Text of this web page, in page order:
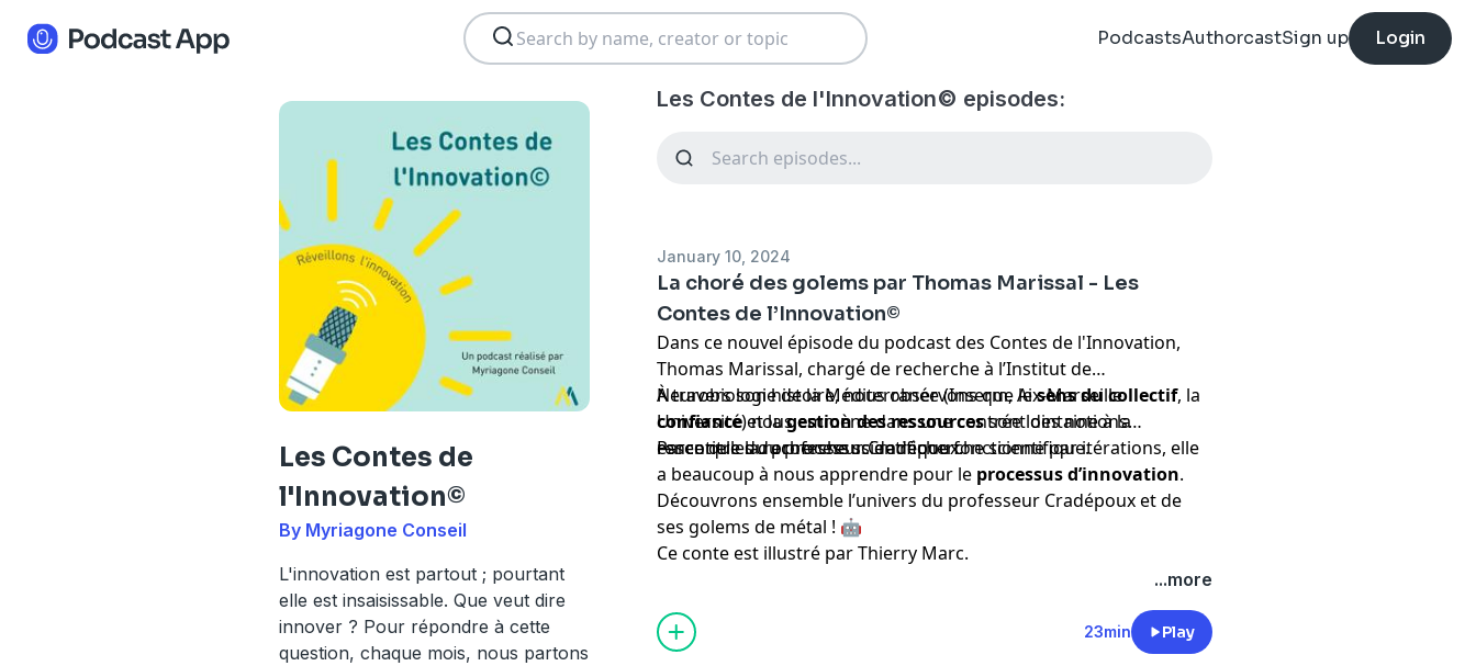
PodcastsAuthorcastSign up Login
Les Contes de
l'Innovation©
By Myriagone Conseil
L'innovation est partout ; pourtant
elle est insaisissable. Que veut dire
innover ? Pour répondre à cette
question, chaque mois, nous partons
Les Contes de l'Innovation© episodes:
January 10, 2024
La choré des golems par Thomas Marissal - Les
Contes de l’Innovation©
Dans ce nouvel épisode du podcast des Contes de l'Innovation,
Thomas Marissal, chargé de recherche à l’Institut de
Neurobiologie de la Méditerranée (Inserm, Aix-Marseille
Université) nous emmène dans une contrée lointaine à la
rencontre du professeur Cradépoux.
À travers son histoire, nous observons que lesens du collectif, la
confianceet lagestion des ressourcessont des notions
essentielles du processus de recherche scientifique.
Parce que la recherche scientifique fonctionne par itérations, elle
a beaucoup à nous apprendre pour le processus d’innovation.
Découvrons ensemble l’univers du professeur Cradépoux et de
ses golems de métal ! 🤖
Ce conte est illustré par Thierry Marc.
...more
23min Play